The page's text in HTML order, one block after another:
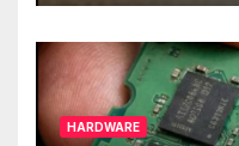
HARDWARE